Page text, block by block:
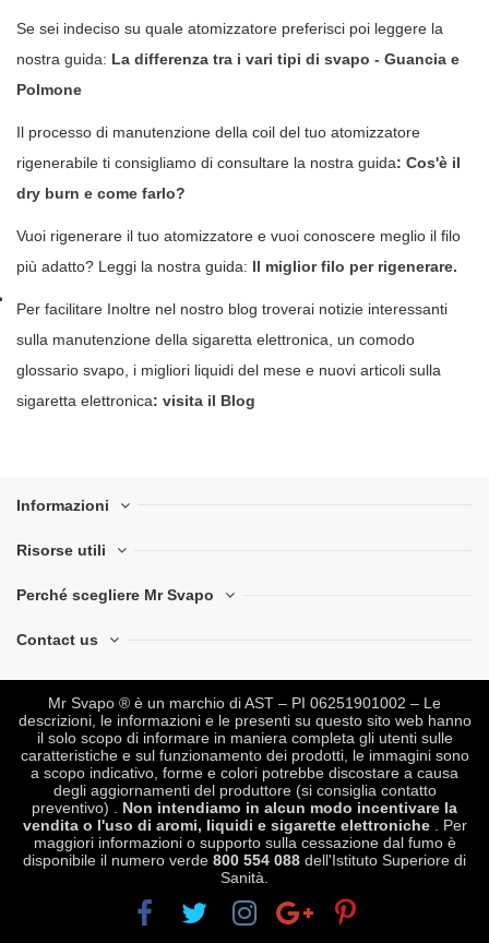
Se sei indeciso su quale atomizzatore preferisci poi leggere la
nostra guida: La differenza tra i vari tipi di svapo - Guancia e
Polmone
Il processo di manutenzione della coil del tuo atomizzatore
rigenerabile ti consigliamo di consultare la nostra guida: Cos'è il
dry burn e come farlo?
Vuoi rigenerare il tuo atomizzatore e vuoi conoscere meglio il filo
più adatto? Leggi la nostra guida: Il miglior filo per rigenerare.
Per facilitare Inoltre nel nostro blog troverai notizie interessanti
sulla manutenzione della sigaretta elettronica, un comodo
glossario svapo, i migliori liquidi del mese e nuovi articoli sulla
sigaretta elettronica: visita il Blog
Informazioni
Risorse utili
Perché scegliere Mr Svapo
Contact us
Mr Svapo ® è un marchio di AST – PI 06251901002 – Le
descrizioni, le informazioni e le presenti su questo sito web hanno
il solo scopo di informare in maniera completa gli utenti sulle
caratteristiche e sul funzionamento dei prodotti, le immagini sono
a scopo indicativo, forme e colori potrebbe discostare a causa
degli aggiornamenti del produttore (si consiglia contatto
preventivo) . Non intendiamo in alcun modo incentivare la
vendita o l'uso di aromi, liquidi e sigarette elettroniche. Per
maggiori informazioni o supporto sulla cessazione dal fumo è
disponibile il numero verde 800 554 088 dell'Istituto Superiore di
Sanità.